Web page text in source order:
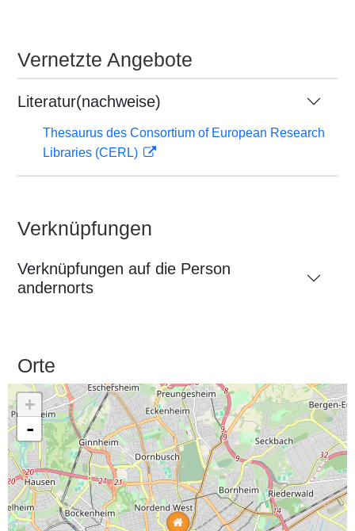
Vernetzte Angebote
Literatur(nachweise)
Thesaurus des Consortium of European Research
Libraries (CERL)
Verknüpfungen
Verknüpfungen auf die Person
andernorts
Orte
+
-